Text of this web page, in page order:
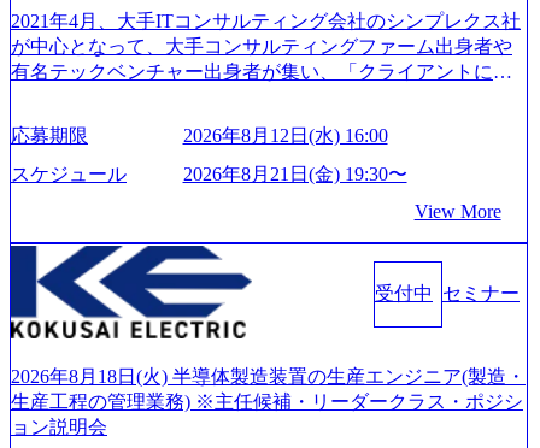
リフレッシュ休暇など、社員同士の交流や健康をサポート
する取り組みが充実している。 2026年8月13日(木) 19:00～2
0:30予定 2026年8月7日(金) 16:00 コンサル業界の動向や業務
界セミナーを実施しています。 ●前回開催時のアンケート
ージのぼんやりしていた部分が明確になりました」「業界
の全体感や実際に働いていらっしゃる方の体感的なお話を
です。評価の場ではないため、キャリアを検討中の段階の
方にもご参加いただけます。 連休中の平日夜という日程の
ため、在職中の方も有給を取得することなく、現職への配
慮なくご参加いただけます。帰省先からのオンライン参加
旅行事業の内容とビジネスモデル/今後の構想・事業展開/入
社後のキャリアパス ・質疑応答(20分) オンライン (Google M
eet) ・営業・マーケティングなど、ビジネスサイドでのキャ
リアを検討されている方 ・転職を具体的に決めてはいない
が、情報収集を進めたい段階の方 ・東京・大阪での勤務を
希望される方
2021年4月、大手ITコンサルティング会社のシンプレクス社
が中心となって、大手コンサルティングファーム出身者や
有名テックベンチャー出身者が集い、「クライアントにと
い」という想いの下で立ち上げた新鋭ファーム テクノロジ
ーがビジネスの成功に大きな影響力を持つDX時代におい
て、20年以上にわたってFintech業界を中心に最先端テクノ
つ、あらゆる業種・業界のクライアントの企業価値の最大
化を支援するために、戦略策定、組織改革、人材育成、業
務改善、実行支援などのコンサルティングサービスを一気
通貫で提供するのが特徴（いわゆる総合コンサルティング
ファーム） 社名の由来は”DXエリアにSpir（槍）を指して
ていく”という位置づけ 一昔前は金融が強い企業として認知
されていたが、現在金融の売上割合は全体の3割。現在はTo
C事業を始め、パブリック、製造業、通信、エンタメ、教
応募期限
2026年8月12日(水) 16:00
スケジュール
2026年8月21日(金) 19:30〜
View More
受付中 セミナー
2026年8月18日(火) 半導体製造装置の生産エンジニア(製造・
生産工程の管理業務) ※主任候補・リーダークラス・ポジシ
ョン説明会